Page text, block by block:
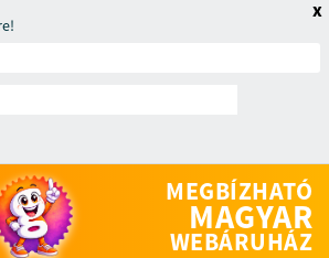
x
MEGBÍZHATÓ
MAGYAR
WEBÁRUHÁZ